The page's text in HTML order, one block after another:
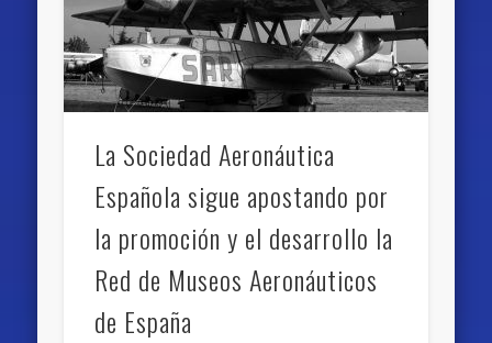
La Sociedad Aeronáutica
Española sigue apostando por
la promoción y el desarrollo la
Red de Museos Aeronáuticos
de España